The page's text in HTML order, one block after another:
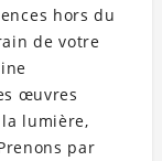
hors du
de votre
œuvres
la lumière,
par